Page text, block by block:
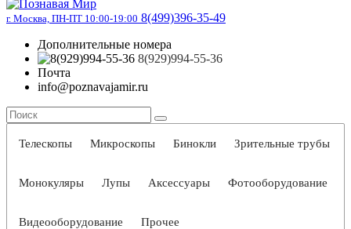
г. Москва, ПН-ПТ 10:00-19:00 8(499)396-35-49
Дополнительные номера
8(929)994-55-36
Почта
info@poznavajamir.ru
Телескопы Микроскопы Бинокли Зрительные трубы
Монокуляры Лупы Аксессуары Фотооборудование
Видеооборудование Прочее